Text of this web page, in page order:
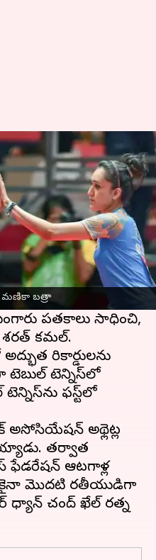
మణికా బత్రా
శరత్ కమల్‌కు
10:13 am
ఆటగాడు శరత్ కమల్,
అత్యుత్తమ ప్రతిభ
బర్నింగ్ హామ్లో జరిగిన
పతకాలు సాధించి,
శరత్ కమల్.
రికార్డులను
టెబుల్ టెన్నిస్‌లో
టెన్నిస్‌ను ఫస్ట్‌లో
అథ్లెట్ల
తర్వాత
ఫేడరేషన్ ఆటగాళ్ల
మొదటి భారతీయుడిగా
ధ్యాన్ చంద్ ఖేల్ రత్న